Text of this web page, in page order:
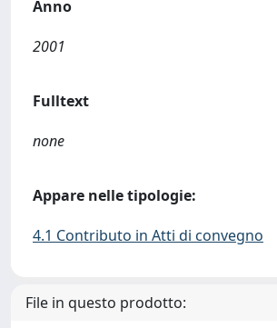
Anno
2001
Fulltext
none
Appare nelle tipologie:
4.1 Contributo in Atti di convegno
File in questo prodotto: